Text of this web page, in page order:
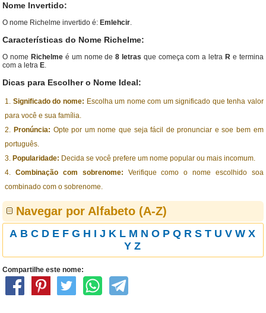
Nome Invertido:
O nome Richelme invertido é: Emlehcir.
Características do Nome Richelme:
O nome Richelme é um nome de8 letras que começa com a letra Re termina
com a letra E.
Dicas para Escolher o Nome Ideal:
Significado do nome: Escolha um nome com um significado que tenha valor
para você e sua família.
Pronúncia: Opte por um nome que seja fácil de pronunciar e soe bem em
português.
Popularidade: Decida se você prefere um nome popular ou mais incomum.
Combinação com sobrenome: Verifique como o nome escolhido soa
combinado com o sobrenome.
Navegar por Alfabeto (A-Z)
A B C D E F G H I J K L M N O P Q R S T U V W X
Y Z
Compartilhe este nome: